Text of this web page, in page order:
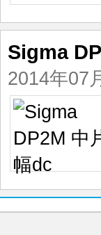
Sigma
2014年07